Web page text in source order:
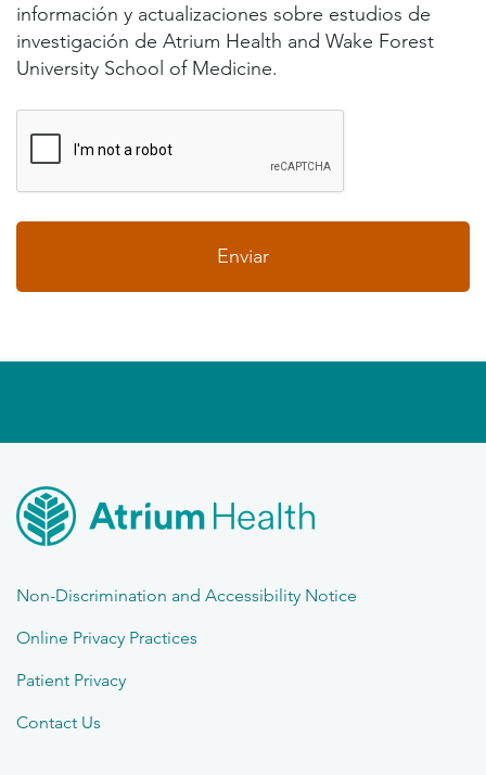
información y actualizaciones sobre estudios de
investigación de Atrium Health and Wake Forest
University School of Medicine.
Non-Discrimination and Accessibility Notice
Online Privacy Practices
Patient Privacy
Contact Us